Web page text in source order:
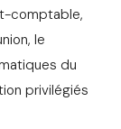
comptable,
le
du
privilégiés